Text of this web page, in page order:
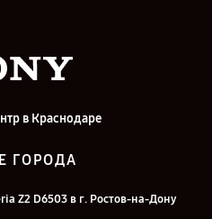
в Краснодаре
ГОРОДА
Z2 D6503 в г. Ростов-на-Дону